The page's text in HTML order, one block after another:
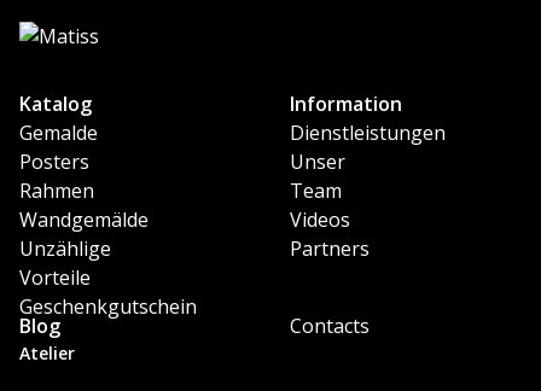
Atelier
Katalog
Gemalde
Posters
Rahmen
Wandgemälde
Unzählige
Vorteile
Geschenkgutschein
Information
Dienstleistungen
Unser
Team
Videos
Partners
Blog Contacts